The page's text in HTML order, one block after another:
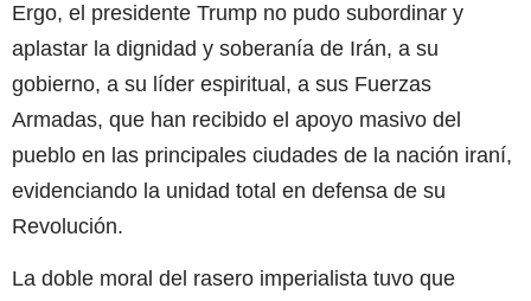
Ergo, el presidente Trump no pudo subordinar y
aplastar la dignidad y soberanía de Irán, a su
gobierno, a su líder espiritual, a sus Fuerzas
Armadas, que han recibido el apoyo masivo del
pueblo en las principales ciudades de la nación iraní,
evidenciando la unidad total en defensa de su
Revolución.
La doble moral del rasero imperialista tuvo que